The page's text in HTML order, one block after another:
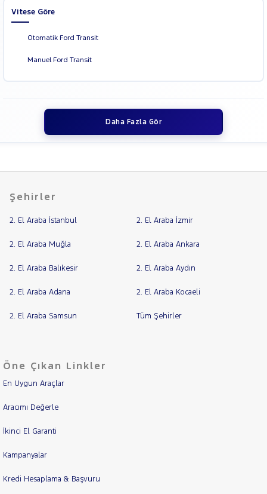
Vitese Göre
Otomatik Ford Transit
Manuel Ford Transit
Daha Fazla Gör
Şehirler
2. El Araba İstanbul 2. El Araba İzmir
2. El Araba Muğla 2. El Araba Ankara
2. El Araba Balıkesir 2. El Araba Aydın
2. El Araba Adana 2. El Araba Kocaeli
2. El Araba Samsun Tüm Şehirler
Öne Çıkan Linkler
En Uygun Araçlar
Aracımı Değerle
İkinci El Garanti
Kampanyalar
Kredi Hesaplama & Başvuru